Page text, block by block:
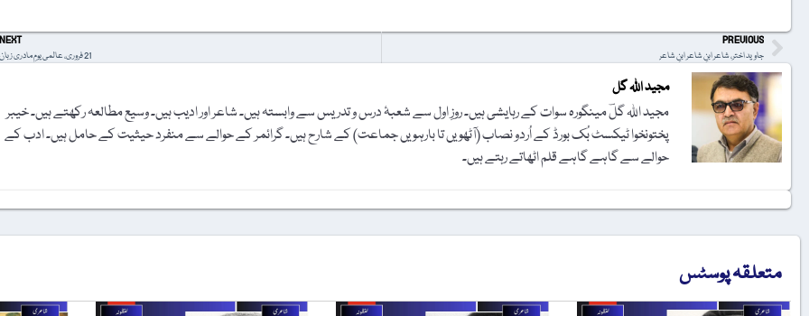
PREVIOUS
جاوید اختر، شاعر ابنِ شاعر ابنِ شاعر
NEXT
21 فروری، عالمی یومِ مادری زبان
مجید اللہ گل
مجید اللہ گلؔ مینگورہ سوات کے رہایشی ہیں۔ روزِ اول سے شعبۂ درس و تدریس سے وابستہ ہیں۔ شاعر اور ادیب ہیں۔ وسیع مطالعہ رکھتے ہیں۔ خیبر
پختونخوا ٹیکسٹ بُک بورڈ کے اُردو نصاب (آٹھویں تا بارہویں جماعت) کے شارح ہیں۔ گرائمر کے حوالے سے منفرد حیثیت کے حامل ہیں۔ ادب کے
حوالے سے گاہے گاہے قلم اٹھاتے رہتے ہیں۔
متعلقہ پوسٹس